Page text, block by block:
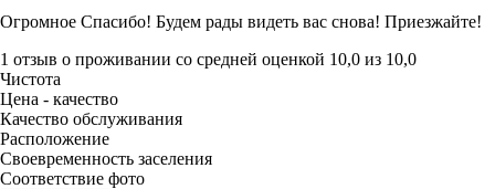
Огромное Спасибо! Будем рады видеть вас снова! Приезжайте!
1 отзыв о проживании со средней оценкой 10,0 из 10,0
Чистота
Цена - качество
Качество обслуживания
Расположение
Своевременность заселения
Соответствие фото